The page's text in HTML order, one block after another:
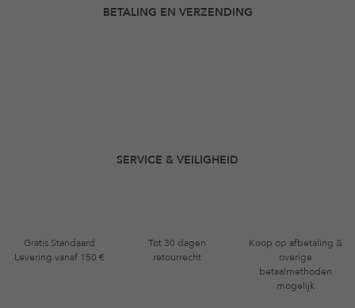
BETALING EN VERZENDING
SERVICE & VEILIGHEID
Gratis Standaard
Levering vanaf 150 €
Tot 30 dagen
retourrecht
Koop op afbetaling &
overige
betaalmethoden
mogelijk